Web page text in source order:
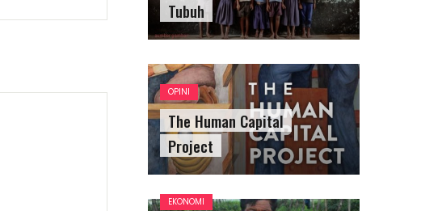
Tubuh
OPINI
The Human Capital
Project
EKONOMI